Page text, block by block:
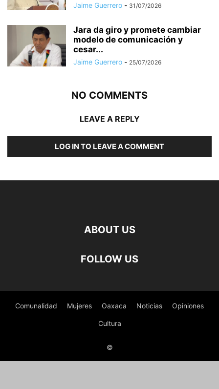
Jaime Guerrero - 31/07/2026
Jara da giro y promete cambiar
modelo de comunicación y
cesar...
Jaime Guerrero - 25/07/2026
NO COMMENTS
LEAVE A REPLY
LOG IN TO LEAVE A COMMENT
ABOUT US
FOLLOW US
Comunalidad Mujeres Oaxaca Noticias Opiniones
Cultura
©